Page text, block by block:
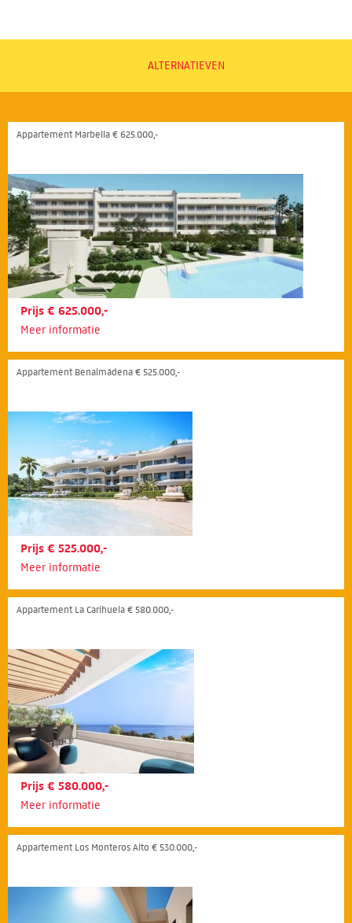
ALTERNATIEVEN
Appartement Marbella € 625.000,-
Prijs € 625.000,-
Meer informatie
Appartement Benalmádena € 525.000,-
Prijs € 525.000,-
Meer informatie
Appartement La Carihuela € 580.000,-
Prijs € 580.000,-
Meer informatie
Appartement Los Monteros Alto € 530.000,-